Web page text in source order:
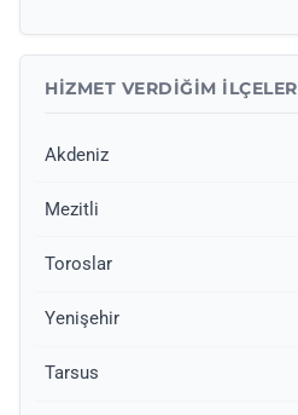
HIZMET VERDIĞIM İLÇELER
Akdeniz
Mezitli
Toroslar
Yenişehir
Tarsus